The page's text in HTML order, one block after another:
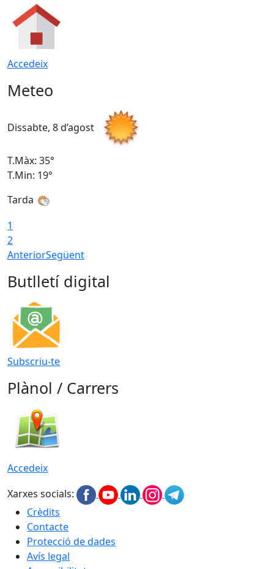
Accedeix
Meteo
Dissabte, 8 d’agost
T.Màx: 35°
T.Min: 19°
Tarda
1
2
AnteriorSegüent
Butlletí digital
Subscriu-te
Plànol / Carrers
Accedeix
Xarxes socials:
Crèdits
Contacte
Protecció de dades
Avís legal